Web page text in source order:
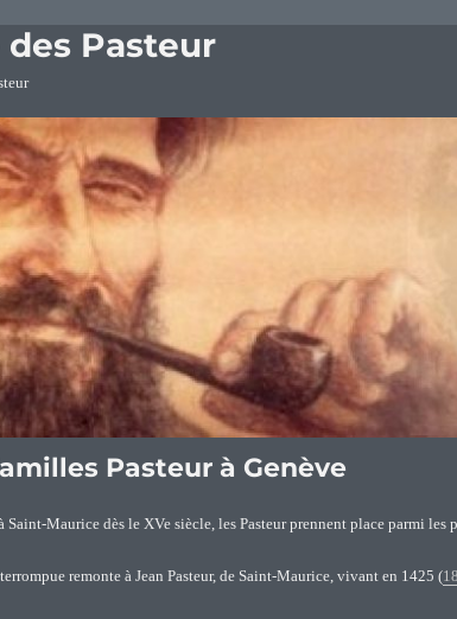
des Pasteur
Pasteur à Genève
Saint-Maurice dès le XVe siècle, les Pasteur prennent place parmi
remonte à Jean Pasteur, de Saint-Maurice, vivant en 1425 (